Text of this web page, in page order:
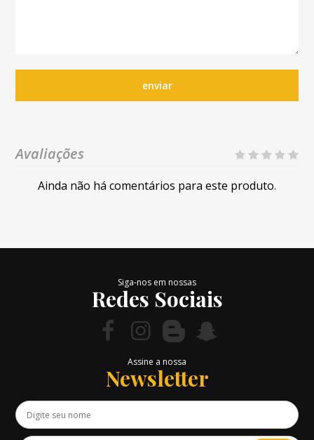
enviar
Avaliações
Ainda não há comentários para este produto.
Siga-nos em nossas
Redes Sociais
Assine a nossa
Newsletter